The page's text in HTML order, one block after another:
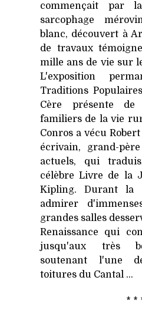
commençait par
sarcophage
blanc, découvert à
de travaux
mille ans de vie sur
L'exposition
Traditions
Cère présente de
familiers de la vie
Conros a vécu
écrivain, grand-
actuels, qui
célèbre Livre de la
Kipling. Durant la
admirer
grandes salles
Renaissance qui
jusqu'aux très
soutenant l'une
toitures du Cantal ...
* *